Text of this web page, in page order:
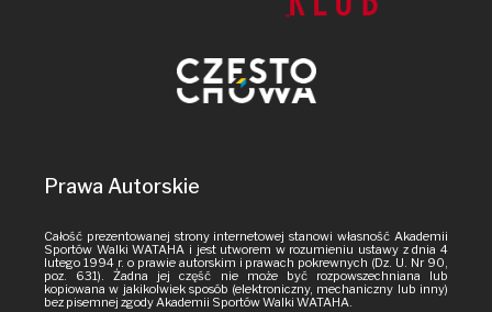
Prawa Autorskie
Całość prezentowanej strony internetowej stanowi własność Akademii
Sportów Walki WATAHA i jest utworem w rozumieniu ustawy z dnia 4
lutego 1994 r. o prawie autorskim i prawach pokrewnych (Dz. U. Nr 90,
poz. 631). Żadna jej część nie może być rozpowszechniana lub
kopiowana w jakikolwiek sposób (elektroniczny, mechaniczny lub inny)
bez pisemnej zgody Akademii Sportów Walki WATAHA.